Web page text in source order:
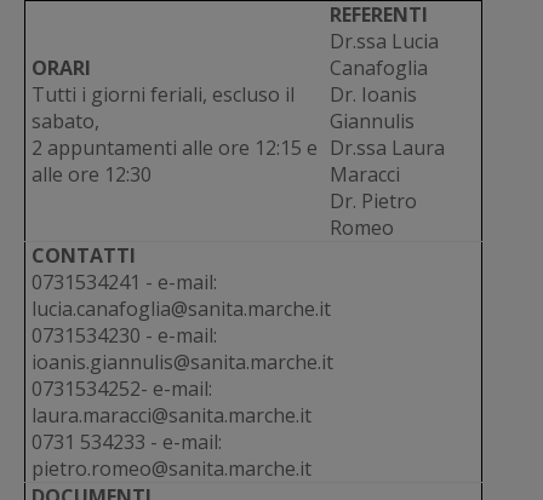
ORARI
Tutti i giorni feriali, escluso il
sabato,
2 appuntamenti alle ore 12:15 e
alle ore 12:30
REFERENTI
Dr.ssa Lucia
Canafoglia
Dr. Ioanis
Giannulis
Dr.ssa Laura
Maracci
Dr. Pietro
Romeo
CONTATTI
0731534241 - e-mail:
lucia.canafoglia@sanita.marche.it
0731534230 - e-mail:
ioanis.giannulis@sanita.marche.it
0731534252- e-mail:
laura.maracci@sanita.marche.it
0731 534233 - e-mail:
pietro.romeo@sanita.marche.it